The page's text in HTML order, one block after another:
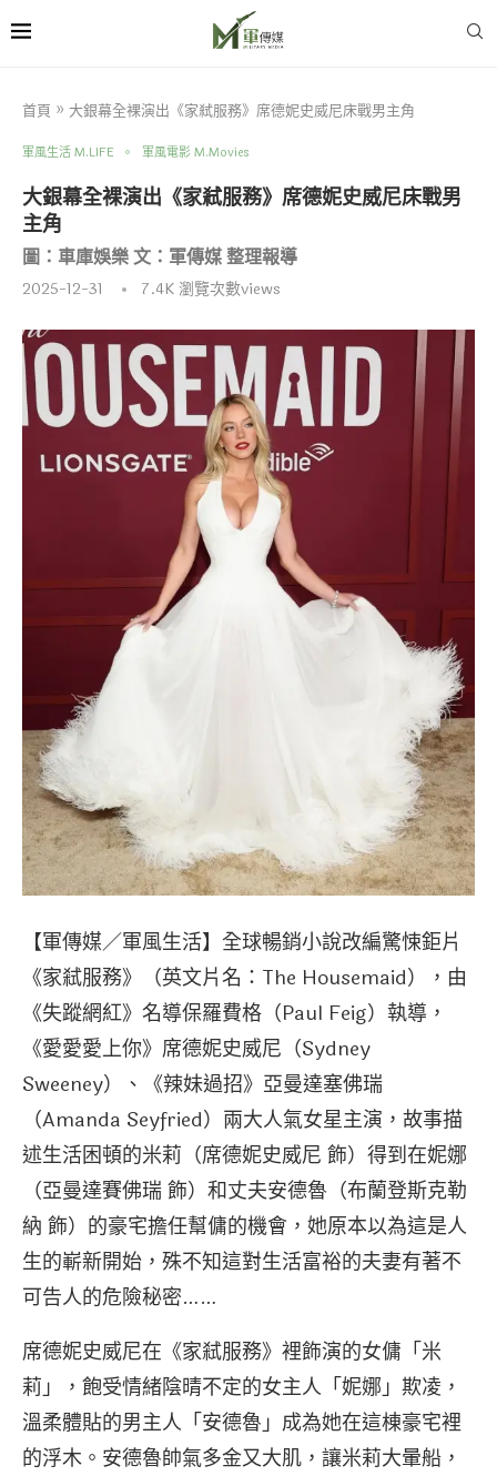
首頁 » 大銀幕全裸演出《家弒服務》席德妮史威尼床戰男主角
軍風生活 M.LIFE 軍風電影 M.Movies
大銀幕全裸演出《家弒服務》席德妮史威尼床戰男
主角
圖：車庫娛樂 文：軍傳媒 整理報導
2025-12-31 7.4K瀏覽次數views
【軍傳媒／軍風生活】全球暢銷小說改編驚悚鉅片
《家弒服務》（英文片名：The Housemaid），由
《失蹤網紅》名導保羅費格（Paul Feig）執導，
《愛愛愛上你》席德妮史威尼（Sydney
Sweeney）、《辣妹過招》亞曼達塞佛瑞
（Amanda Seyfried）兩大人氣女星主演，故事描
述生活困頓的米莉（席德妮史威尼 飾）得到在妮娜
（亞曼達賽佛瑞 飾）和丈夫安德魯（布蘭登斯克勒
納 飾）的豪宅擔任幫傭的機會，她原本以為這是人
生的嶄新開始，殊不知這對生活富裕的夫妻有著不
可告人的危險秘密……
席德妮史威尼在《家弒服務》裡飾演的女傭「米
莉」，飽受情緒陰晴不定的女主人「妮娜」欺凌，
溫柔體貼的男主人「安德魯」成為她在這棟豪宅裡
的浮木。安德魯帥氣多金又大肌，讓米莉大暈船，